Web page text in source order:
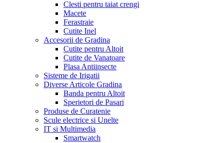
Clesti pentru taiat crengi
Macete
Ferastraie
Cutite Inel
Accesorii de Gradina
Cutite pentru Altoit
Cutite de Vanatoare
Plasa Antiinsecte
Sisteme de Irigatii
Diverse Articole Gradina
Banda pentru Altoit
Sperietori de Pasari
Produse de Curatenie
Scule electrice si Unelte
IT si Multimedia
Smartwatch